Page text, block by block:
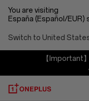
You are visiting
España (Español/EUR)
Switch to United
【Important